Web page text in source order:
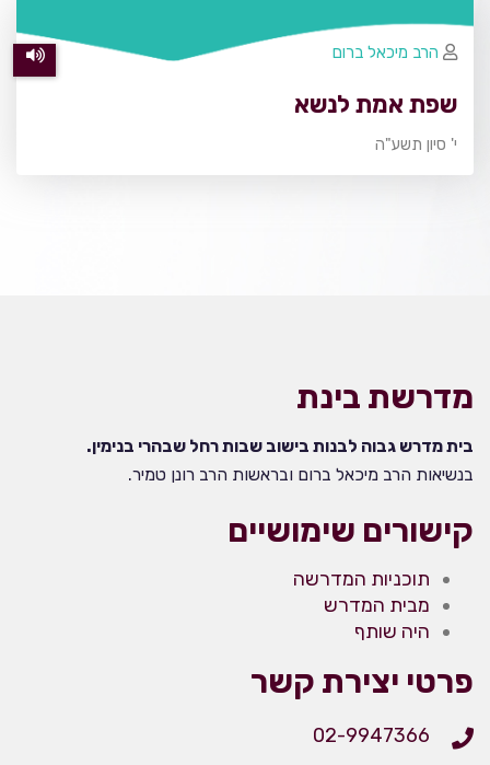
שפת אמת לנשא
י' סיון תשע"ה
הרב מיכאל ברום
מדרשת בינת
בית מדרש גבוה לבנות בישוב שבות רחל שבהרי בנימין.
בנשיאות הרב מיכאל ברום ובראשות הרב רונן טמיר.
קישורים שימושיים
תוכניות המדרשה
מבית המדרש
היה שותף
פרטי יצירת קשר
02-9947366